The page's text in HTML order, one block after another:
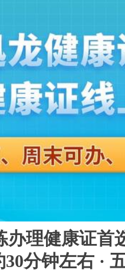
办理健康证首
30分钟左右 ·